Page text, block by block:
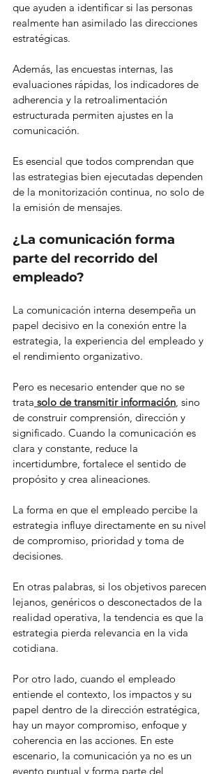
que ayuden a identificar si las personas
realmente han asimilado las direcciones
estratégicas.
Además, las encuestas internas, las
evaluaciones rápidas, los indicadores de
adherencia y la retroalimentación
estructurada permiten ajustes en la
comunicación.
Es esencial que todos comprendan que
las estrategias bien ejecutadas dependen
de la monitorización continua, no solo de
la emisión de mensajes.
¿La comunicación forma
parte del recorrido del
empleado?
La comunicación interna desempeña un
papel decisivo en la conexión entre la
estrategia, la experiencia del empleado y
el rendimiento organizativo.
Pero es necesario entender que no se
trata solo de transmitir información, sino
de construir comprensión, dirección y
significado. Cuando la comunicación es
clara y constante, reduce la
incertidumbre, fortalece el sentido de
propósito y crea alineaciones.
La forma en que el empleado percibe la
estrategia influye directamente en su nivel
de compromiso, prioridad y toma de
decisiones.
En otras palabras, si los objetivos parecen
lejanos, genéricos o desconectados de la
realidad operativa, la tendencia es que la
estrategia pierda relevancia en la vida
cotidiana.
Por otro lado, cuando el empleado
entiende el contexto, los impactos y su
papel dentro de la dirección estratégica,
hay un mayor compromiso, enfoque y
coherencia en las acciones. En este
escenario, la comunicación ya no es un
evento puntual y forma parte del